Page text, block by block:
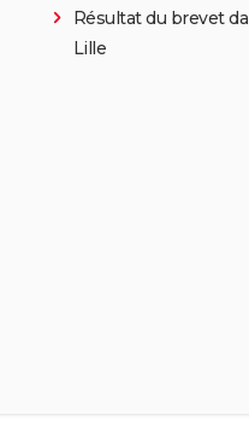
Résultat du brevet
Lille